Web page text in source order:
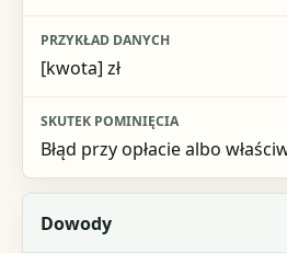
[kwota] zł
Błąd przy opłacie albo
Dowody